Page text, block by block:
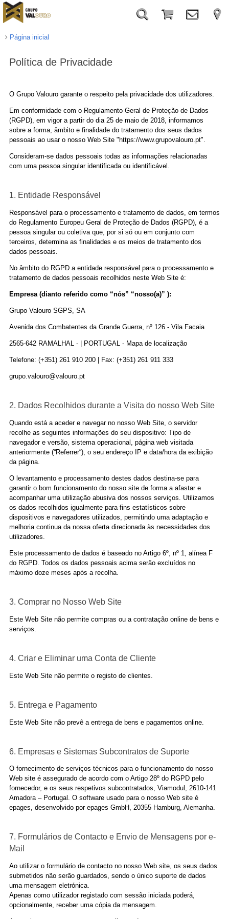
Página inicial
Política de Privacidade
O Grupo Valouro garante o respeito pela privacidade dos utilizadores.
Em conformidade com o Regulamento Geral de Proteção de Dados
(RGPD), em vigor a partir do dia 25 de maio de 2018, informamos
sobre a forma, âmbito e finalidade do tratamento dos seus dados
pessoais ao usar o nosso Web Site "https://www.grupovalouro.pt".
Consideram-se dados pessoais todas as informações relacionadas
com uma pessoa singular identificada ou identificável.
1. Entidade Responsável
Responsável para o processamento e tratamento de dados, em termos
do Regulamento Europeu Geral de Proteção de Dados (RGPD), é a
pessoa singular ou coletiva que, por si só ou em conjunto com
terceiros, determina as finalidades e os meios de tratamento dos
dados pessoais.
No âmbito do RGPD a entidade responsável para o processamento e
tratamento de dados pessoais recolhidos neste Web Site é:
Empresa (dianto referido como “nós” “nosso(a)” ):
Grupo Valouro SGPS, SA
Avenida dos Combatentes da Grande Guerra, nº 126 - Vila Facaia
2565-642 RAMALHAL - | PORTUGAL - Mapa de localização
Telefone: (+351) 261 910 200 | Fax: (+351) 261 911 333
grupo.valouro@valouro.pt
2. Dados Recolhidos durante a Visita do nosso Web Site
Quando está a aceder e navegar no nosso Web Site, o servidor
recolhe as seguintes informações do seu dispositivo: Tipo de
navegador e versão, sistema operacional, página web visitada
anteriormente (“Referrer“), o seu endereço IP e data/hora da exibição
da página.
O levantamento e processamento destes dados destina-se para
garantir o bom funcionamento do nosso site de forma a afastar e
acompanhar uma utilização abusiva dos nossos serviços. Utilizamos
os dados recolhidos igualmente para fins estatísticos sobre
dispositivos e navegadores utilizados, permitindo uma adaptação e
melhoria continua da nossa oferta direcionada às necessidades dos
utilizadores.
Este processamento de dados é baseado no Artigo 6º, nº 1, alínea F
do RGPD. Todos os dados pessoais acima serão excluídos no
máximo doze meses após a recolha.
3. Comprar no Nosso Web Site
Este Web Site não permite compras ou a contratação online de bens e
serviços.
4. Criar e Eliminar uma Conta de Cliente
Este Web Site não permite o registo de clientes.
5. Entrega e Pagamento
Este Web Site não prevê a entrega de bens e pagamentos online.
6. Empresas e Sistemas Subcontratos de Suporte
O fornecimento de serviços técnicos para o funcionamento do nosso
Web site é assegurado de acordo com o Artigo 28º do RGPD pelo
fornecedor, e os seus respetivos subcontratados, Viamodul, 2610-141
Amadora – Portugal. O software usado para o nosso Web site é
epages, desenvolvido por epages GmbH, 20355 Hamburg, Alemanha.
7. Formulários de Contacto e Envio de Mensagens por e-
Mail
Ao utilizar o formulário de contacto no nosso Web site, os seus dados
submetidos não serão guardados, sendo o único suporte de dados
uma mensagem eletrónica.
Apenas como utilizador registado com sessão iniciada poderá,
opcionalmente, receber uma cópia da mensagem.